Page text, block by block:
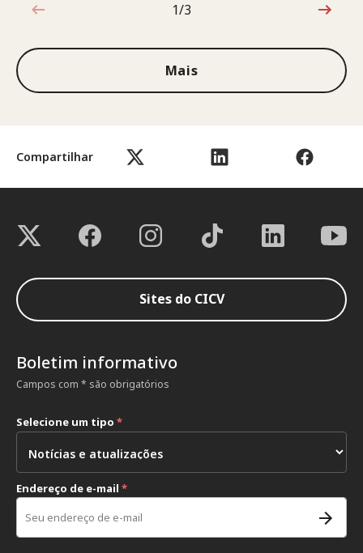
Compartilhar
1 de 3
1/3
Mais
Sites do CICV
Boletim informativo
Campos com * são obrigatórios
Selecione um tipo *
Endereço de e-mail *